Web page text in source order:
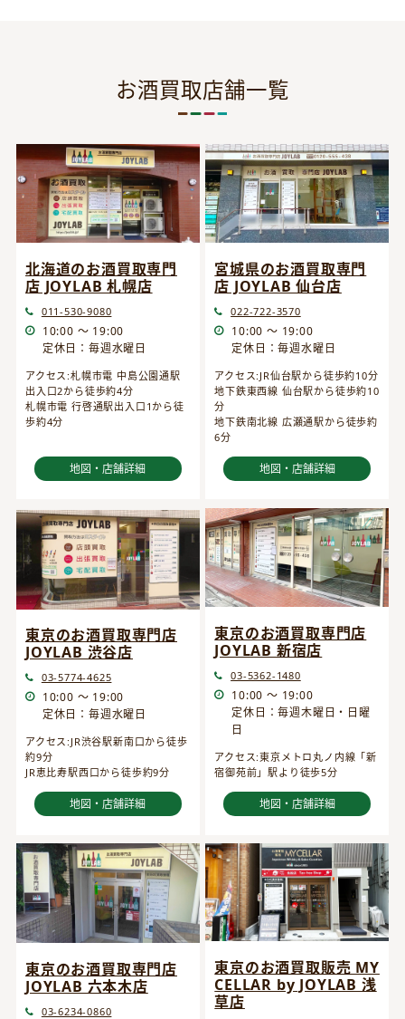
お酒買取店舗一覧
北海道のお酒買取専門
店 JOYLAB 札幌店
011-530-9080
10:00 ～ 19:00
定休日：毎週水曜日
アクセス:札幌市電 中島公園通駅
出入口2から徒歩約4分
札幌市電 行啓通駅出入口1から徒
歩約4分
地図・店舗詳細
宮城県のお酒買取専門
店 JOYLAB 仙台店
022-722-3570
10:00 ～ 19:00
定休日：毎週水曜日
アクセス:JR仙台駅から徒歩約10分
地下鉄東西線 仙台駅から徒歩約10
分
地下鉄南北線 広瀬通駅から徒歩約
6分
地図・店舗詳細
東京のお酒買取専門店
JOYLAB 渋谷店
03-5774-4625
10:00 ～ 19:00
定休日：毎週水曜日
アクセス:JR渋谷駅新南口から徒歩
約9分
JR恵比寿駅西口から徒歩約9分
地図・店舗詳細
東京のお酒買取専門店
JOYLAB 新宿店
03-5362-1480
10:00 ～ 19:00
定休日：毎週木曜日・日曜
日
アクセス:東京メトロ丸ノ内線「新
宿御苑前」駅より徒歩5分
地図・店舗詳細
東京のお酒買取専門店
JOYLAB 六本木店
03-6234-0860
東京のお酒買取販売 MY
CELLAR by JOYLAB 浅
草店